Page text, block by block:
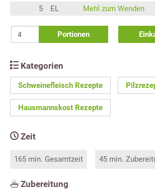
5
EL Mehl zum Wenden
Portionen
Kategorien
Schweinefleisch Rezepte
Hausmannskost Rezepte
Zeit
165 min. Gesamtzeit 45 min.
Zubereitung